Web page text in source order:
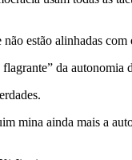
estão alinhadas
da autonomia
mina ainda mais a